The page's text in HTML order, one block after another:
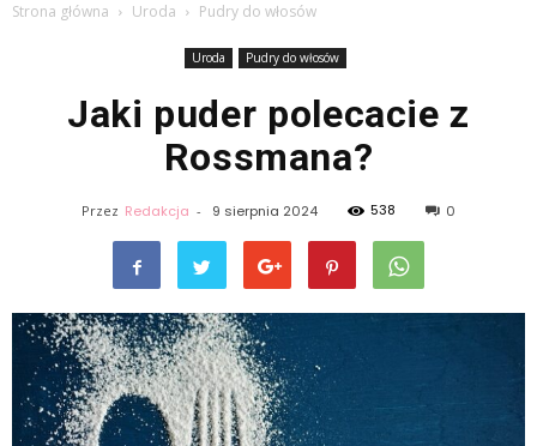
Strona główna Uroda Pudry do włosów
Uroda Pudry do włosów
Jaki puder polecacie z
Rossmana?
Przez Redakcja - 9 sierpnia 2024 538 0